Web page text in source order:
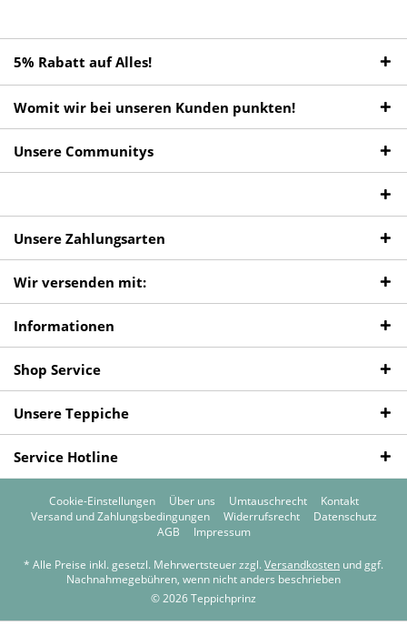
5% Rabatt auf Alles!
Womit wir bei unseren Kunden punkten!
Unsere Communitys
Unsere Zahlungsarten
Wir versenden mit:
Informationen
Shop Service
Unsere Teppiche
Service Hotline
Cookie-Einstellungen Über uns Umtauschrecht
Kontakt
Versand und Zahlungsbedingungen
Widerrufsrecht
Datenschutz
AGB
Impressum
* Alle Preise inkl. gesetzl. Mehrwertsteuer zzgl. Versandkosten und ggf.
Nachnahmegebühren, wenn nicht anders beschrieben
© 2026 Teppichprinz